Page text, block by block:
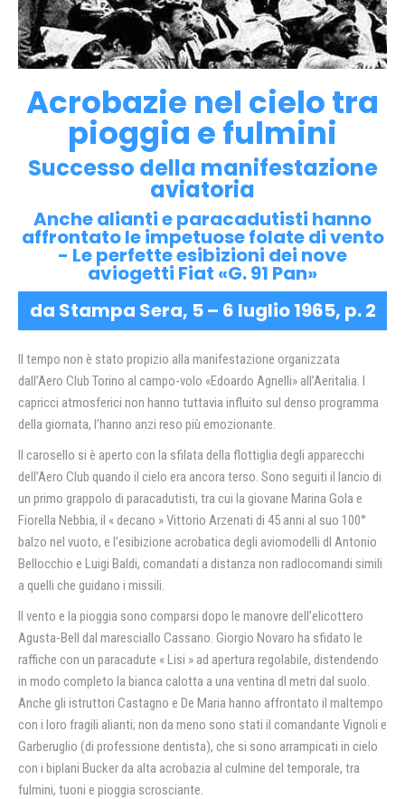
Acrobazie nel cielo tra
pioggia e fulmini
Successo della manifestazione
aviatoria
Anche alianti e paracadutisti hanno
affrontato le impetuose folate di vento
- Le perfette esibizioni dei nove
aviogetti Fiat «G. 91 Pan»
da Stampa Sera, 5 – 6 luglio 1965, p. 2
Il tempo non è stato propizio alla manifestazione organizzata
dall’Aero Club Torino al campo-volo «Edoardo Agnelli» all’Aeritalia. I
capricci atmosferici non hanno tuttavia influito sul denso programma
della giornata, l’hanno anzi reso più emozionante.
Il carosello si è aperto con la sfilata della flottiglia degli apparecchi
dell’Aero Club quando il cielo era ancora terso. Sono seguiti il lancio di
un primo grappolo di paracadutisti, tra cui la giovane Marina Gola e
Fiorella Nebbia, il « decano » Vittorio Arzenati di 45 anni al suo 100°
balzo nel vuoto, e l’esibizione acrobatica degli aviomodelli dl Antonio
Bellocchio e Luigi Baldi, comandati a distanza non radlocomandi simili
a quelli che guidano i missili.
Il vento e la pioggia sono comparsi dopo le manovre dell’elicottero
Agusta-Bell dal maresciallo Cassano. Giorgio Novaro ha sfidato le
raffiche con un paracadute « Lisi » ad apertura regolabile, distendendo
in modo completo la bianca calotta a una ventina dl metri dal suolo.
Anche gli istruttori Castagno e De Maria hanno affrontato il maltempo
con i loro fragili alianti; non da meno sono stati il comandante Vignoli e
Garberuglio (di professione dentista), che si sono arrampicati in cielo
con i biplani Bucker da alta acrobazia al culmine del temporale, tra
fulmini, tuoni e pioggia scrosciante.